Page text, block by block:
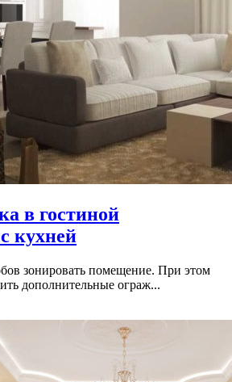
в гостиной
кухней
зонировать помещение. При этом
дополнительные ограж...